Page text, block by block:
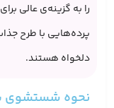
را به گزینه‌ی عالی
پرده‌هایی با طرح
دلخواه هستند.
نحوه شستشوی